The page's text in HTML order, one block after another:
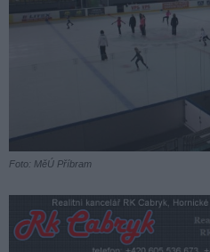
Foto: MěÚ Příbram